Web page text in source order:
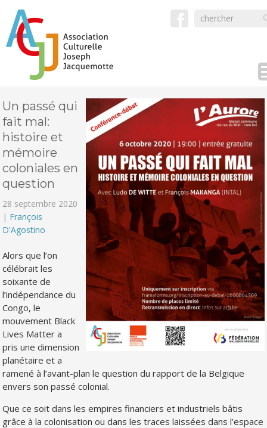
Un passé qui
fait mal:
histoire et
mémoire
coloniales en
question
28 septembre 2020
| François
D'Agostino
Alors que l’on
célébrait les
soixante de
l’indépendance du
Congo, le
mouvement Black
Lives Matter a
pris une dimension
planétaire et a
ramené à l’avant-plan le question du rapport de la Belgique
envers son passé colonial.
Que ce soit dans les empires financiers et industriels bâtis
grâce à la colonisation ou dans les traces laissées dans l’espace